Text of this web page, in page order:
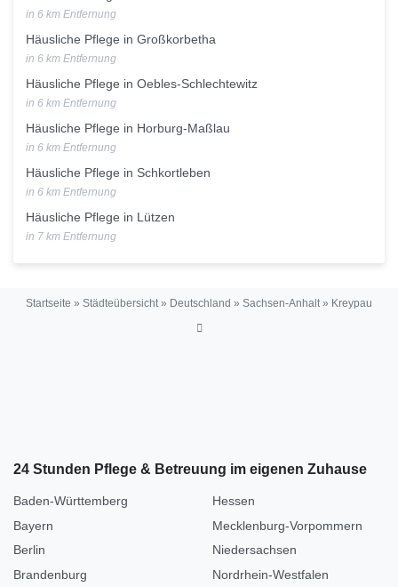
in 6 km Entfernung
Häusliche Pflege in Großkorbetha
in 6 km Entfernung
Häusliche Pflege in Oebles-Schlechtewitz
in 6 km Entfernung
Häusliche Pflege in Horburg-Maßlau
in 6 km Entfernung
Häusliche Pflege in Schkortleben
in 6 km Entfernung
Häusliche Pflege in Lützen
in 7 km Entfernung
Startseite » Städteübersicht» Deutschland » Sachsen-Anhalt» Kreypau
24 Stunden Pflege & Betreuung im eigenen Zuhause
Baden-Württemberg
Bayern
Berlin
Brandenburg
Hessen
Mecklenburg-Vorpommern
Niedersachsen
Nordrhein-Westfalen